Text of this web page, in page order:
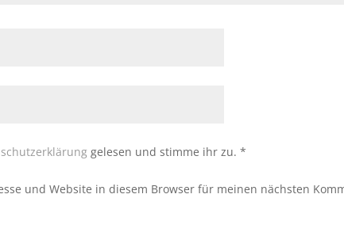
gelesen und stimme ihr zu. *
und Website in diesem Browser für meinen nächsten